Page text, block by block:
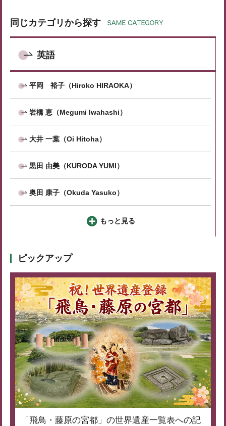
同じカテゴリから探す
英語
平岡 裕子（Hiroko HIRAOKA）
岩橋 恵（Megumi Iwahashi）
大井 一葉（Oi Hitoha）
黒田 由美（KURODA YUMI）
奥田 康子（Okuda Yasuko）
もっと見る
ピックアップ
「飛鳥・藤原の宮都」の世界遺産一覧表への記